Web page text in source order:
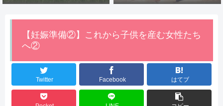
【妊娠準備②】これから子供を産む女性たち
へ②
Twitter Facebook はてブ